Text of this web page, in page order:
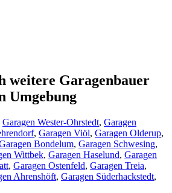
weitere Garagenbauer
Umgebung
Garagen Wester-Ohrstedt, Garagen
, Garagen Viöl, Garagen Olderup,
Bondelum, Garagen Schwesing,
Wittbek, Garagen Haselund, Garagen
, Garagen Ostenfeld, Garagen Treia,
Ahrenshöft, Garagen Süderhackstedt,